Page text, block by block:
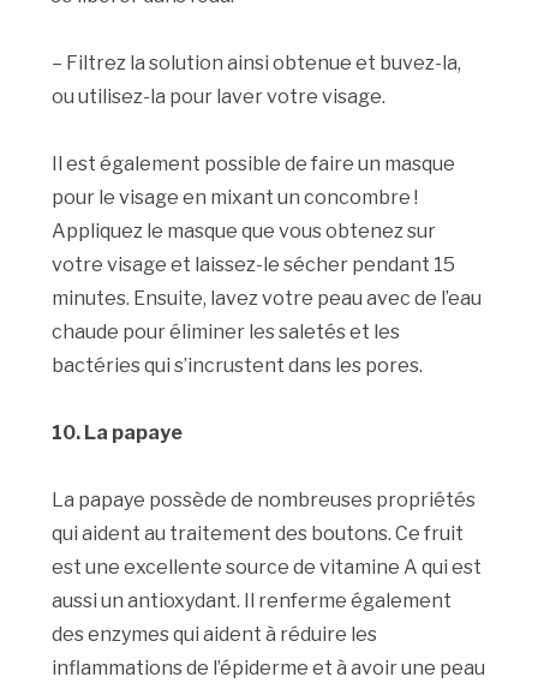
– Filtrez la solution ainsi obtenue et buvez-la,
ou utilisez-la pour laver votre visage.
Il est également possible de faire un masque
pour le visage en mixant un concombre !
Appliquez le masque que vous obtenez sur
votre visage et laissez-le sécher pendant 15
minutes. Ensuite, lavez votre peau avec de l’eau
chaude pour éliminer les saletés et les
bactéries qui s’incrustent dans les pores.
10. La papaye
La papaye possède de nombreuses propriétés
qui aident au traitement des boutons. Ce fruit
est une excellente source de vitamine A qui est
aussi un antioxydant. Il renferme également
des enzymes qui aident à réduire les
inflammations de l’épiderme et à avoir une peau